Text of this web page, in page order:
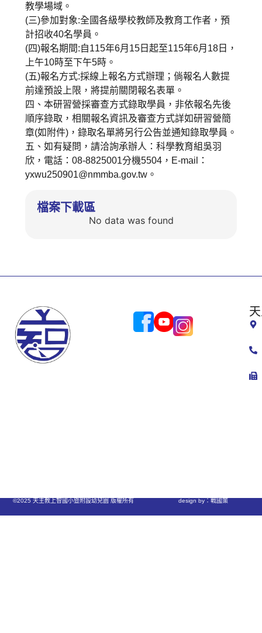
教學場域。
(三)參加對象:全國各級學校教師及教育工作者，預
計招收40名學員。
(四)報名期間:自115年6月15日起至115年6月18日，
上午10時至下午5時。
(五)報名方式:採線上報名方式辦理；倘報名人數提
前達預設上限，將提前關閉報名表單。
四、本研習營採審查方式錄取學員，非依報名先後
順序錄取，相關報名資訊及審查方式詳如研習營簡
章(如附件)，錄取名單將另行公告並通知錄取學員。
五、如有疑問，請洽詢承辦人：科學教育組吳羽
欣，電話：08-8825001分機5504，E-mail：
yxwu250901@nmmba.gov.tw。
檔案下載區
No data was found
©2025 天主教上智國小暨附設幼兒園 版權所有 design by：戰國策